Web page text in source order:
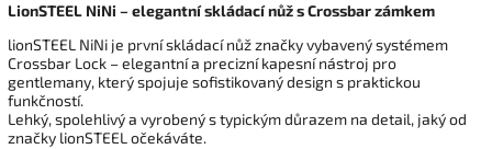
LionSTEEL NiNi – elegantní skládací nůž s Crossbar zámkem
lionSTEEL NiNi je první skládací nůž značky vybavený systémem
Crossbar Lock – elegantní a precizní kapesní nástroj pro
gentlemany, který spojuje sofistikovaný design s praktickou
funkčností.
Lehký, spolehlivý a vyrobený s typickým důrazem na detail, jaký od
značky lionSTEEL očekáváte.